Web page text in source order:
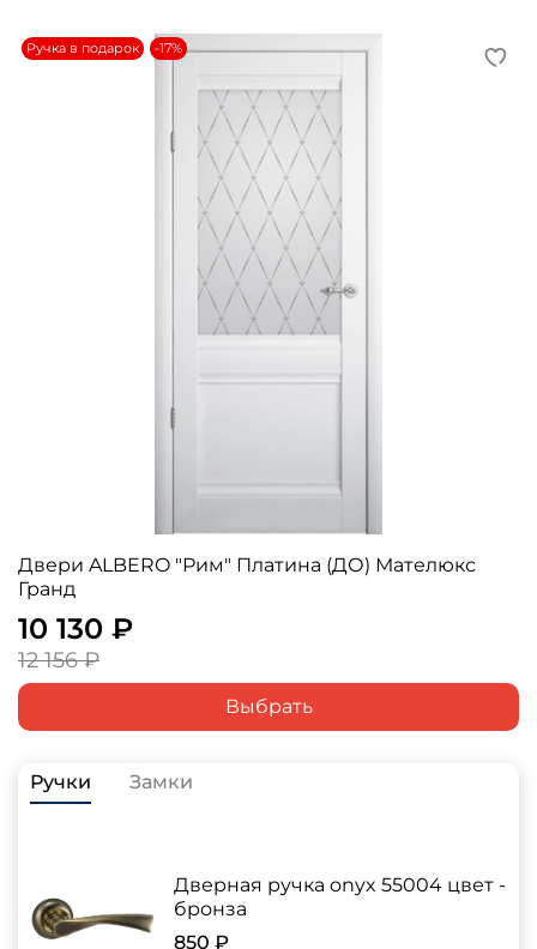
Ручка в подарок -17%
Двери ALBERO "Рим" Платина (ДО) Мателюкс
Гранд
10 130 ₽
12 156 ₽
Выбрать
Ручки Замки
Дверная ручка onyx 55004 цвет -
бронза
850 ₽